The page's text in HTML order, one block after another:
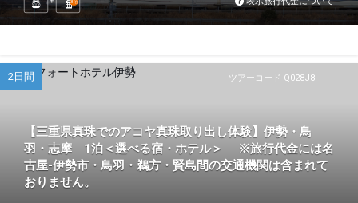
泊
ツアーコード Q028J8
2日間
【三重県真珠でのアコヤ真珠取り出し体験】伊勢・鳥
羽・志摩 1泊＜選べる宿・ホテル＞ ※旅行代金には名
古屋-伊勢市・鳥羽・鵜方・賢島間の交通機関は含まれて
おりません。